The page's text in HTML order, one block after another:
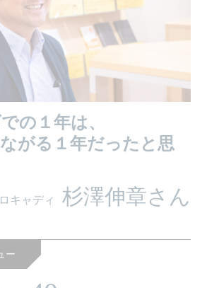
の１年は、
がる１年だったと思
キャディ 杉澤伸章さん
ー